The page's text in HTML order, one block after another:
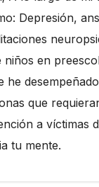
Depresión,
en
que
a víctimas
tu mente.